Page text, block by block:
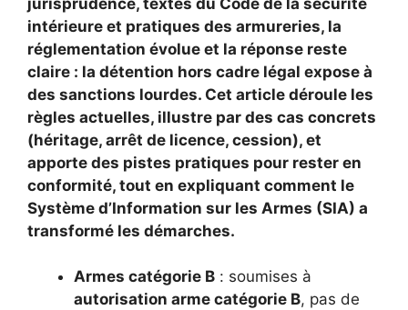
avec les
écrans
Tactiles - S -
XXL
Compatibles
avec Les
écrans
Tactiles - Noir
- XL
Escalade
Sports De
Plein Air Vélo
VTT Travailler
intérieure et pratiques des armureries, la
réglementation évolue et la réponse reste
claire : la détention hors cadre légal expose à
des sanctions lourdes. Cet article déroule les
règles actuelles, illustre par des cas concrets
(héritage, arrêt de licence, cession), et
apporte des pistes pratiques pour rester en
conformité, tout en expliquant comment le
Système d’Information sur les Armes (SIA) a
transformé les démarches.
Armes catégorie B : soumises à
autorisation arme catégorie B, pas de